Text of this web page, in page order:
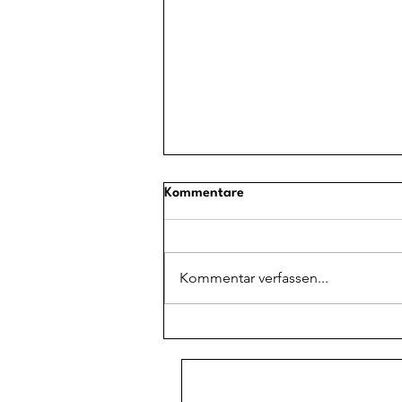
des Jahres
Kommentare
Kommentar verfassen...